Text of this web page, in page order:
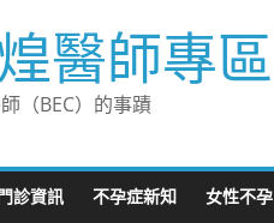
醫師專區
（BEC）的事蹟
診資訊 不孕症新知 女性不孕